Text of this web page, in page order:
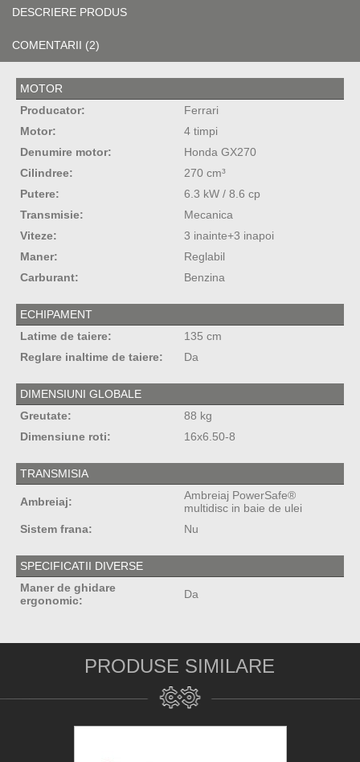
DESCRIERE PRODUS
COMENTARII (2)
MOTOR
Producator:
Ferrari
Motor:
4 timpi
Denumire motor:
Honda GX270
Cilindree:
270 cm³
Putere:
6.3 kW / 8.6 cp
Transmisie:
Mecanica
Viteze:
3 inainte+3 inapoi
Maner:
Reglabil
Carburant:
Benzina
ECHIPAMENT
Latime de taiere:
135 cm
Reglare inaltime de taiere:
Da
DIMENSIUNI GLOBALE
Greutate:
88 kg
Dimensiune roti:
16x6.50-8
TRANSMISIA
Ambreiaj:
Ambreiaj PowerSafe®
multidisc in baie de ulei
Sistem frana:
Nu
SPECIFICATII DIVERSE
Maner de ghidare
ergonomic:
Da
PRODUSE SIMILARE